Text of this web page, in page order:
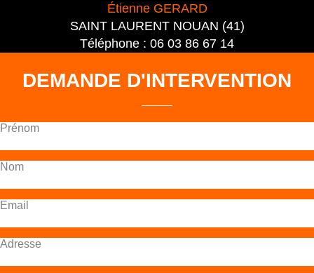
Étienne GERARD
SAINT LAURENT NOUAN (41)
Téléphone : 06 03 86 67 14
DEMANDE D'INTERVENTION
Prénom
Nom
Email
Adresse